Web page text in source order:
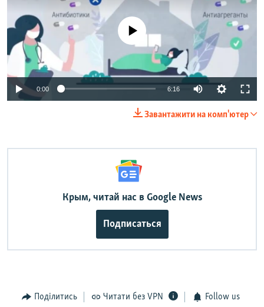
Auto 240p 360p 480p
No media source currently available
0:00 6:16 Auto
480p
Завантажити на комп'ютер
Крым, читай нас в Google News
Подписаться
Поділитись Читати без VPN Follow us